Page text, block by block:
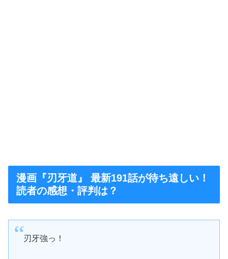
漫画『刃牙道』 最新191話が待ち遠しい！
読者の感想・評判は？
刃牙強っ！